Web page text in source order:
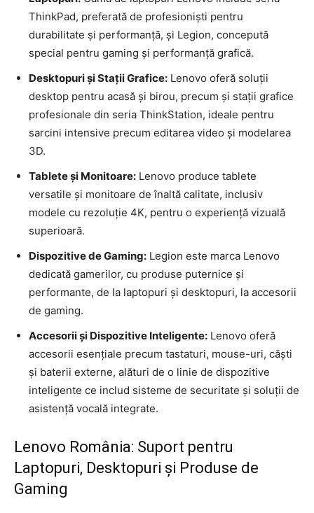
ThinkPad, preferată de profesioniști pentru
durabilitate și performanță, și Legion, concepută
special pentru gaming și performanță grafică.
Desktopuri și Stații Grafice: Lenovo oferă soluții
desktop pentru acasă și birou, precum și stații grafice
profesionale din seria ThinkStation, ideale pentru
sarcini intensive precum editarea video și modelarea
3D.
Tablete și Monitoare: Lenovo produce tablete
versatile și monitoare de înaltă calitate, inclusiv
modele cu rezoluție 4K, pentru o experiență vizuală
superioară.
Dispozitive de Gaming: Legion este marca Lenovo
dedicată gamerilor, cu produse puternice și
performante, de la laptopuri și desktopuri, la accesorii
de gaming.
Accesorii și Dispozitive Inteligente: Lenovo oferă
accesorii esențiale precum tastaturi, mouse-uri, căști
și baterii externe, alături de o linie de dispozitive
inteligente ce includ sisteme de securitate și soluții de
asistență vocală integrate.
Lenovo România: Suport pentru
Laptopuri, Desktopuri și Produse de
Gaming